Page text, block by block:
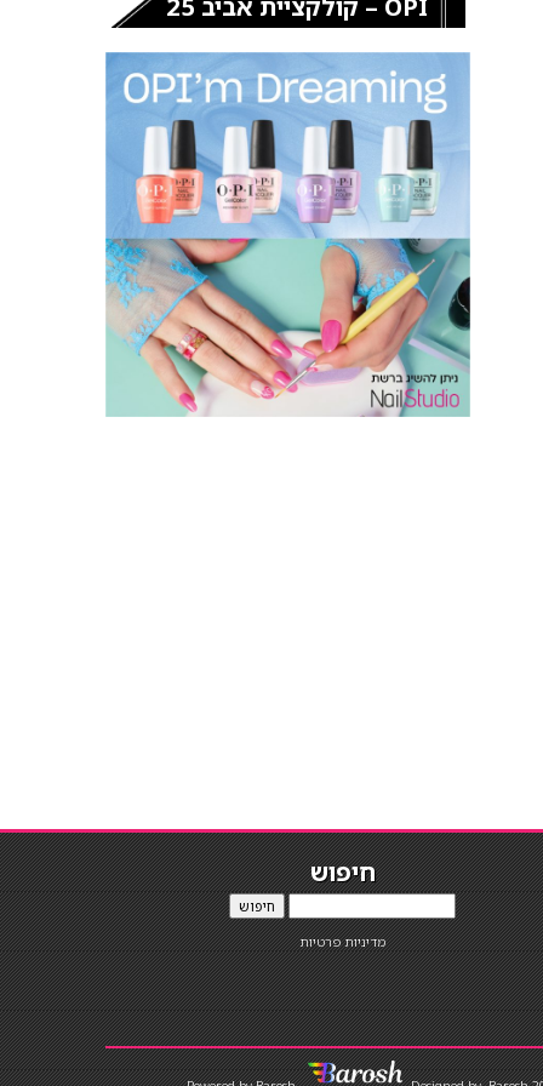
OPI – קולקציית אביב 25
חיפוש
חיפוש
מדיניות פרטיות